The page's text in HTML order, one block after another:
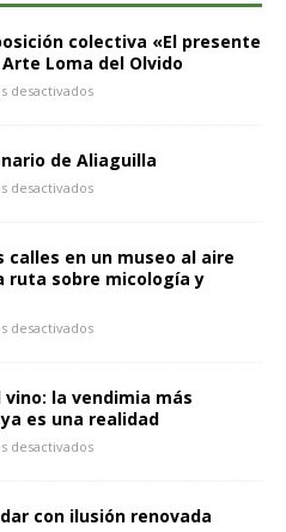
colectiva «El presente
Loma del Olvido
desactivados
de Aliaguilla
desactivados
en un museo al aire
ruta sobre micología y
desactivados
vino: la vendimia más
es una realidad
desactivados
con ilusión renovada